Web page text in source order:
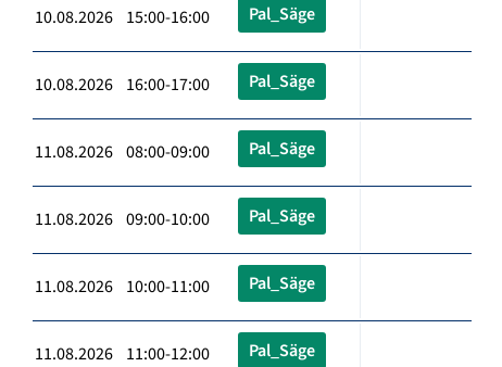
10.08.2026 15:00-16:00 Pal_Säge
10.08.2026 16:00-17:00 Pal_Säge
11.08.2026 08:00-09:00 Pal_Säge
11.08.2026 09:00-10:00 Pal_Säge
11.08.2026 10:00-11:00 Pal_Säge
11.08.2026 11:00-12:00 Pal_Säge